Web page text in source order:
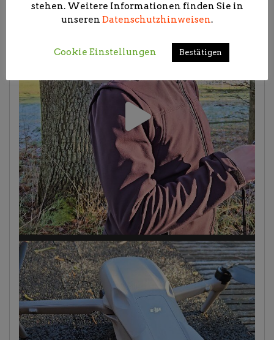
stehen. Weitere Informationen finden Sie in
unseren Datenschutzhinweisen.
Cookie Einstellungen Bestätigen